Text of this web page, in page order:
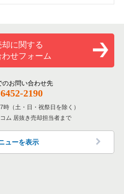
抜き売却物件の案件一覧
却物件の案件一覧
焼の居抜き売却物件の案件一覧
抜き売却物件の案件一覧
却物件の案件一覧
リの居抜き売却物件の案件一覧
の案件一覧
売却物件の案件一覧
件の案件一覧
居抜き売却物件の案件一覧
却物件の案件一覧
売却物件の案件一覧
き売却物件の案件一覧
件の案件一覧
件の案件一覧
物件の案件一覧
売却物件の案件一覧
き売却物件の案件一覧
売却物件の案件一覧
き売却物件の案件一覧
却に関する
せフォーム
のお問い合わせ先
2190
（土・日・祝祭日を除く）
ム 居抜き売却担当者まで
ューを表示